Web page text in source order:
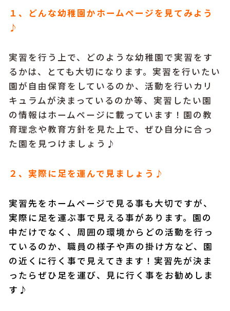
１ 、どんな幼稚園かホームページを見てみよう
♪
実習を行う上で、どのような幼稚園で実習をす
るかは、とても大切になります。実習を行いたい
園が自由保育をしているのか、活動を行いカリ
キュラムが決まっているのか等、実習したい園
の情報はホームページに載っています！園の教
育理念や教育方針を見た上で、ぜひ自分に合っ
た園を見つけましょう♪
２、実際に足を運んで見ましょう♪
実習先をホームページで見る事も大切ですが、
実際に足を運ぶ事で見える事があります。園の
中だけでなく、周囲の環境からどの活動を行っ
ているのか、職員の様子や声の掛け方など、園
の近くに行く事で見えてきます！実習先が決ま
ったらぜひ足を運び、見に行く事をお勧めしま
す♪